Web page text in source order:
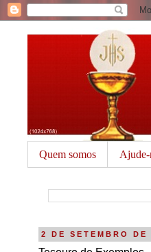
Quem somos Ajude-
2 DE SETEMBRO DE